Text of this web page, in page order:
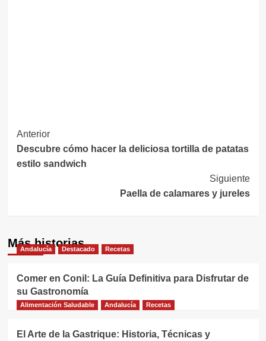
Navegación
de
Anterior
Descubre cómo hacer la deliciosa tortilla de patatas
estilo sandwich
Siguiente
Paella de calamares y jureles
Más historias
Andalucía Destacado Recetas
Comer en Conil: La Guía Definitiva para Disfrutar de
su Gastronomía
Alimentación Saludable Andalucía Recetas
El Arte de la Gastrique: Historia, Técnicas y